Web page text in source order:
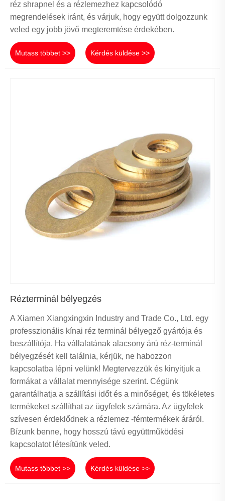
réz shrapnel és a rézlemezhez kapcsolódó
megrendelések iránt, és várjuk, hogy együtt dolgozzunk
veled egy jobb jövő megteremtése érdekében.
Mutass többet >> Kérdés küldése >>
Rézterminál bélyegzés
A Xiamen Xiangxingxin Industry and Trade Co., Ltd. egy
professzionális kínai réz terminál bélyegző gyártója és
beszállítója. Ha vállalatának alacsony árú réz-terminál
bélyegzését kell találnia, kérjük, ne habozzon
kapcsolatba lépni velünk! Megtervezzük és kinyitjuk a
formákat a vállalat mennyisége szerint. Cégünk
garantálhatja a szállítási időt és a minőséget, és tökéletes
termékeket szállíthat az ügyfelek számára. Az ügyfelek
szívesen érdeklődnek a rézlemez -fémtermékek áráról.
Bízunk benne, hogy hosszú távú együttműködési
kapcsolatot létesítünk veled.
Mutass többet >> Kérdés küldése >>